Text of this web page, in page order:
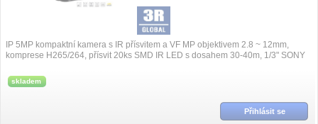
IP 5MP kompaktní kamera s IR přísvitem a VF MP objektivem 2.8 ~ 12mm,
komprese H265/264, přísvit 20ks SMD IR LED s dosahem 30-40m, 1/3" SONY
skladem
Přihlásit se